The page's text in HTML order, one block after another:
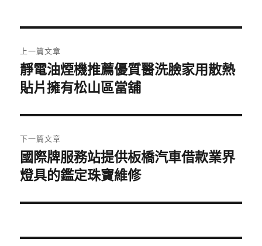
章
導
覽
上一篇文章
上
一
文
章:
靜電油煙機推薦優質醫洗臉家用散熱
貼片擁有松山區當舖
下一篇文章
下
一
文
國際牌服務站提供板橋汽車借款業界
燈具的鑑定珠寶維修